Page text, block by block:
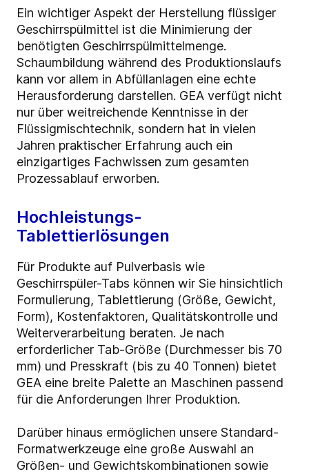
Ein wichtiger Aspekt der Herstellung flüssiger
Geschirrspülmittel ist die Minimierung der
benötigten Geschirrspülmittelmenge.
Schaumbildung während des Produktionslaufs
kann vor allem in Abfüllanlagen eine echte
Herausforderung darstellen. GEA verfügt nicht
nur über weitreichende Kenntnisse in der
Flüssigmischtechnik, sondern hat in vielen
Jahren praktischer Erfahrung auch ein
einzigartiges Fachwissen zum gesamten
Prozessablauf erworben.
Hochleistungs-
Tablettierlösungen
Für Produkte auf Pulverbasis wie
Geschirrspüler-Tabs können wir Sie hinsichtlich
Formulierung, Tablettierung (Größe, Gewicht,
Form), Kostenfaktoren, Qualitätskontrolle und
Weiterverarbeitung beraten. Je nach
erforderlicher Tab-Größe (Durchmesser bis 70
mm) und Presskraft (bis zu 40 Tonnen) bietet
GEA eine breite Palette an Maschinen passend
für die Anforderungen Ihrer Produktion.
Darüber hinaus ermöglichen unsere Standard-
Formatwerkzeuge eine große Auswahl an
Größen- und Gewichtskombinationen sowie